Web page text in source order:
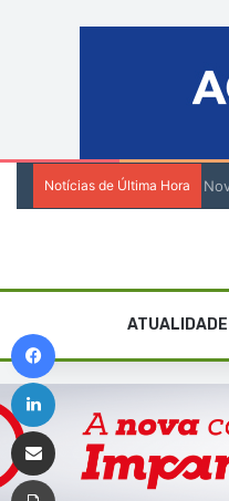
Notícias de Última Hora
ATUALIDADE
Linkedin
Imprimir